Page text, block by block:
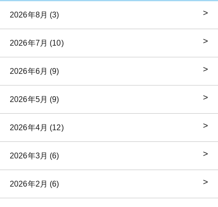
2026年8月 (3)
2026年7月 (10)
2026年6月 (9)
2026年5月 (9)
2026年4月 (12)
2026年3月 (6)
2026年2月 (6)